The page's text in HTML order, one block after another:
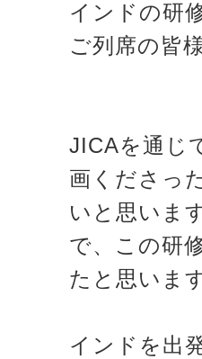
インドの研
ご列席の皆
JICAを通じ
画くださっ
いと思いま
で、この研
たと思いま
インドを出